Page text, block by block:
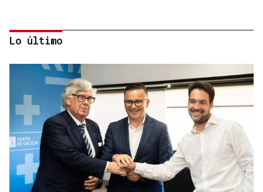
RESOLUCIÓN DEL TRIBUNAL
El Concello de Ourense, sitiado tras caer la
adjudicación del autobús
Lo último